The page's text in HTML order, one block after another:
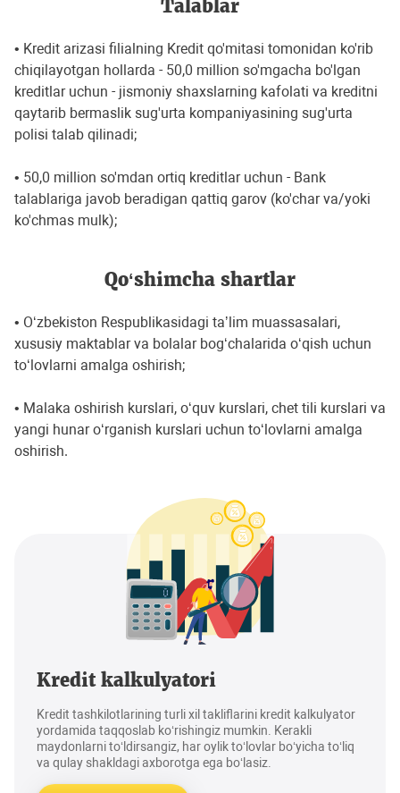
Talablar
• Kredit arizasi filialning Kredit qo'mitasi tomonidan ko'rib
chiqilayotgan hollarda - 50,0 million so'mgacha bo'lgan
kreditlar uchun - jismoniy shaxslarning kafolati va kreditni
qaytarib bermaslik sug'urta kompaniyasining sug'urta
polisi talab qilinadi;
• 50,0 million so'mdan ortiq kreditlar uchun - Bank
talablariga javob beradigan qattiq garov (ko'char va/yoki
ko'chmas mulk);
Qo‘shimcha shartlar
• Oʻzbekiston Respublikasidagi taʼlim muassasalari,
xususiy maktablar va bolalar bogʻchalarida oʻqish uchun
toʻlovlarni amalga oshirish;
• Malaka oshirish kurslari, oʻquv kurslari, chet tili kurslari va
yangi hunar oʻrganish kurslari uchun toʻlovlarni amalga
oshirish.
Kredit kalkulyatori
Kredit tashkilotlarining turli xil takliflarini kredit kalkulyator
yordamida taqqoslab ko‘rishingiz mumkin. Kerakli
maydonlarni to‘ldirsangiz, har oylik to‘lovlar bo‘yicha to‘liq
va qulay shakldagi axborotga ega bo‘lasiz.